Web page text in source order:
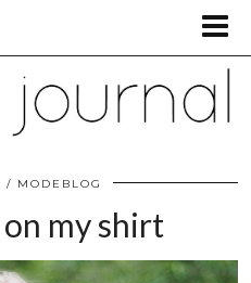
MODEBLOG
my shirt